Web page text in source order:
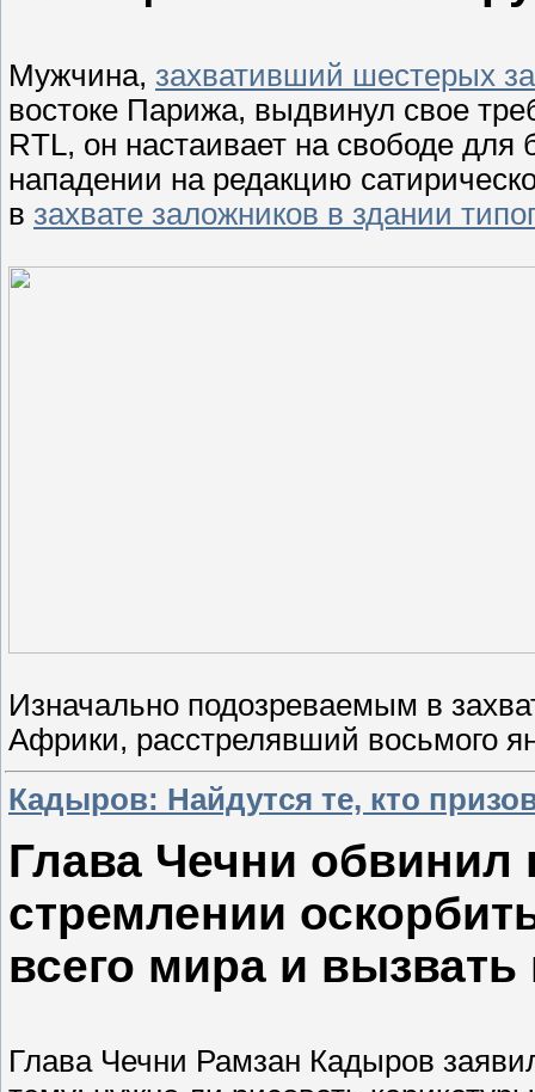
Мужчина, захвативший шестерых
востоке Парижа, выдвинул свое
RTL, он настаивает на свободе
нападении на редакцию
в захвате заложников в здании
Изначально подозреваемым в
Африки, расстрелявший восьмого
Кадыров: Найдутся те, кто
Глава Чечни
стремлении
всего мира и
Глава Чечни Рамзан Кадыров